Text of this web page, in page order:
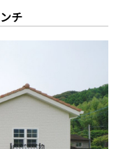
チ